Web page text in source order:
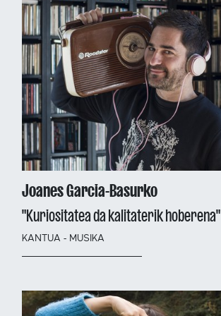
Joanes Garcia-Basurko
"Kuriositatea da kalitaterik hoberena"
KANTUA - MUSIKA